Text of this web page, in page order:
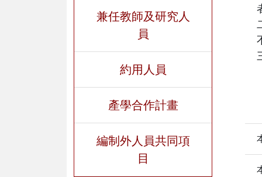
兼任教師及研究人
員
約用人員
產學合作計畫
編制外人員共同項
目